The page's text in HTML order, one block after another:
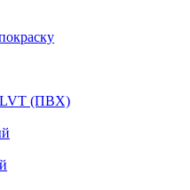
LVT (ПВХ)